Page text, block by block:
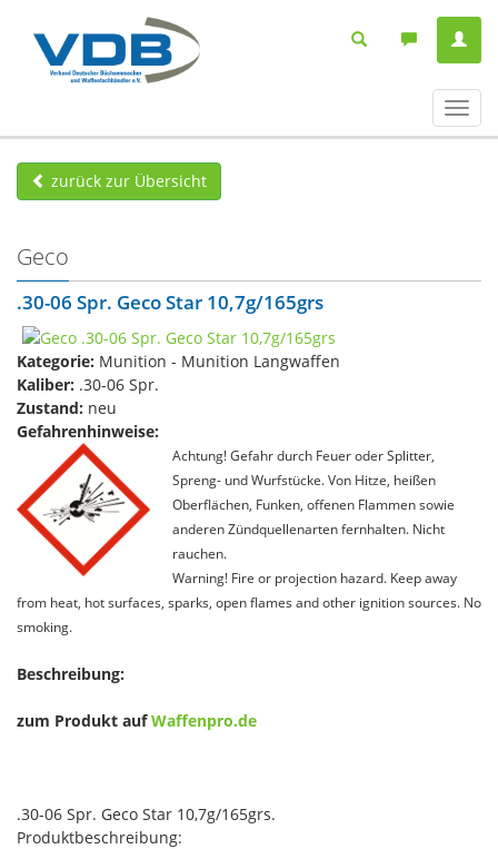
ein-/
zurück zur Übersicht
Geco
.30-06 Spr. Geco Star 10,7g/165grs
Kategorie: Munition - Munition Langwaffen
Kaliber: .30-06 Spr.
Zustand: neu
Gefahrenhinweise:
Achtung! Gefahr durch Feuer oder Splitter,
Spreng- und Wurfstücke. Von Hitze, heißen
Oberflächen, Funken, offenen Flammen sowie
anderen Zündquellenarten fernhalten. Nicht
rauchen.
Warning! Fire or projection hazard. Keep away
from heat, hot surfaces, sparks, open flames and other ignition sources. No
smoking.
Beschreibung:
zum Produkt aufWaffenpro.de
.30-06 Spr. Geco Star 10,7g/165grs.
Produktbeschreibung: